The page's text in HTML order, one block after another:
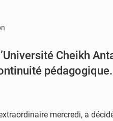
Cheikh
pédagogique.
mercredi, a